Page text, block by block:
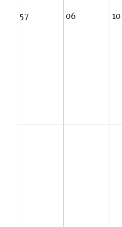
57 06 10